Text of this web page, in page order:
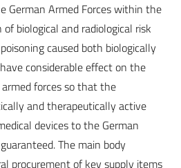
German Armed Forces within the
biological and radiological risk
caused both biologically
considerable effect on the
forces so that the
and therapeutically active
devices to the German
The main body
procurement of key supply items